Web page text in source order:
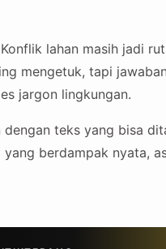
lahan masih jadi
mengetuk, tapi
jargon lingkungan.
teks yang bisa
berdampak nyata,